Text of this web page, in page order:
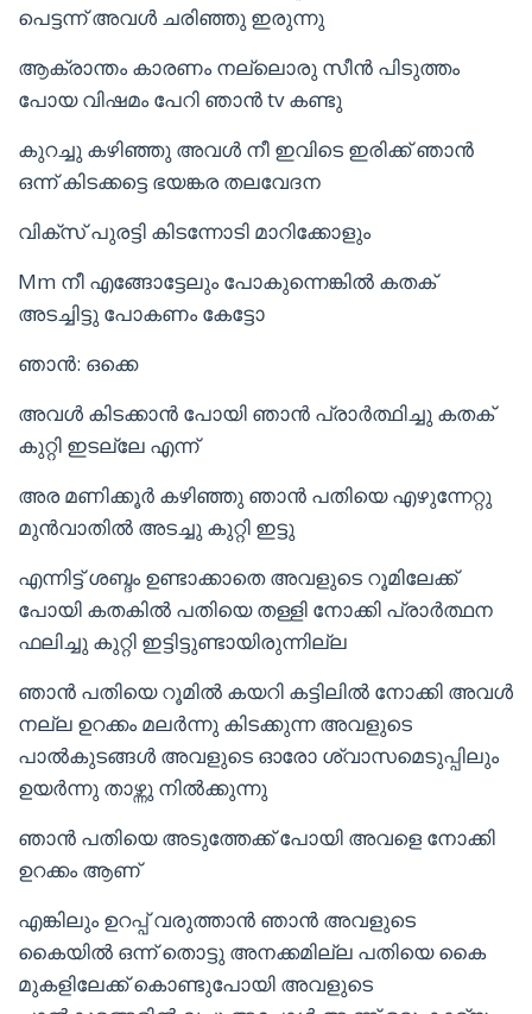
പെട്ടന്ന് അവൾ ചരിഞ്ഞു ഇരുന്നു
ആക്രാന്തം കാരണം നല്ലൊരു സീൻ പിടുത്തം
പോയ വിഷമം പേറി ഞാൻ tv കണ്ടു
കുറച്ചു കഴിഞ്ഞു അവൾ നീ ഇവിടെ ഇരിക്ക് ഞാൻ
ഒന്ന് കിടക്കട്ടെ ഭയങ്കര തലവേദന
വിക്സ് പുരട്ടി കിടന്നോടി മാറിക്കോളും
Mm നീ എങ്ങോട്ടേലും പോകുന്നെങ്കിൽ കതക്
അടച്ചിട്ടു പോകണം കേട്ടോ
ഞാൻ: ഒക്കെ
അവൾ കിടക്കാൻ പോയി ഞാൻ പ്രാർത്ഥിച്ചു കതക്
കുറ്റി ഇടല്ലേ എന്ന്
അര മണിക്കൂർ കഴിഞ്ഞു ഞാൻ പതിയെ എഴുന്നേറ്റു
മുൻവാതിൽ അടച്ചു കുറ്റി ഇട്ടു
എന്നിട്ട് ശബ്ദം ഉണ്ടാക്കാതെ അവളുടെ റൂമിലേക്ക്‌
പോയി കതകിൽ പതിയെ തള്ളി നോക്കി പ്രാർത്ഥന
ഫലിച്ചു കുറ്റി ഇട്ടിട്ടുണ്ടായിരുന്നില്ല
ഞാൻ പതിയെ റൂമിൽ കയറി കട്ടിലിൽ നോക്കി അവൾ
നല്ല ഉറക്കം മലർന്നു കിടക്കുന്ന അവളുടെ
പാൽകുടങ്ങൾ അവളുടെ ഓരോ ശ്വാസമെടുപ്പിലും
ഉയർന്നു താഴ്ന്നു നിൽക്കുന്നു
ഞാൻ പതിയെ അടുത്തേക്ക് പോയി അവളെ നോക്കി
ഉറക്കം ആണ്
എങ്കിലും ഉറപ്പ് വരുത്താൻ ഞാൻ അവളുടെ
കൈയിൽ ഒന്ന് തൊട്ടു അനക്കമില്ല പതിയെ കൈ
മുകളിലേക്ക് കൊണ്ടുപോയി അവളുടെ